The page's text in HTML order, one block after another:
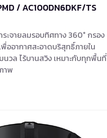
/ AC100DN6DKF/TS
ะจายลมรอบทิศทาง 360° กรอง
พื่ออากาศสะอาดบริสุทธิ์ภายใน
นวล ไร้บานสวิง เหมาะกับทุกพื้นที่
าพ